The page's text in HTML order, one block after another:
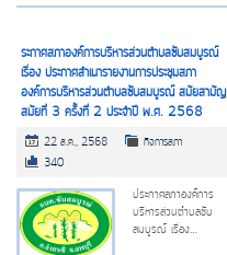
ระกาศสภาองค์การบริหารส่วนตำบลซับสมบูรณ์
เรื่อง ประกาศสำเนารายงานการประชุมสภา
องค์การบริหารส่วนตำบลซับสมบูรณ์ สมัยสามัญ
สมัยที่ 3 ครั้งที่ 2 ประจำปี พ.ศ. 2568
22 ส.ค., 2568
กิจการสภา
340
ประกาศสภาองค์การ
บริหารส่วนตำบลซับ
สมบูรณ์ เรื่อง…